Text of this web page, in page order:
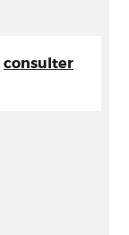
consulter